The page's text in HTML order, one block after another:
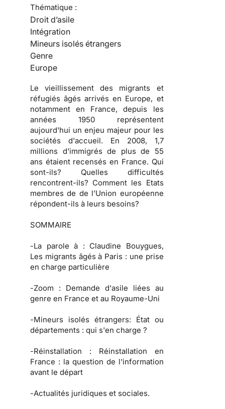
Thématique :
Droit d’asile
Intégration
Mineurs isolés étrangers
Genre
Europe
Le vieillissement des migrants et
réfugiés âgés arrivés en Europe, et
notamment en France, depuis les
années 1950 représentent
aujourd'hui un enjeu majeur pour les
sociétés d'accueil. En 2008, 1,7
millions d'immigrés de plus de 55
ans étaient recensés en France. Qui
sont-ils? Quelles difficultés
rencontrent-ils? Comment les Etats
membres de de l'Union européenne
répondent-ils à leurs besoins?
SOMMAIRE
-La parole à : Claudine Bouygues,
Les migrants âgés à Paris : une prise
en charge particulière
-Zoom : Demande d'asile liées au
genre en France et au Royaume-Uni
-Mineurs isolés étrangers: État ou
départements : qui s'en charge ?
-Réinstallation : Réinstallation en
France : la question de l'information
avant le départ
-Actualités juridiques et sociales.